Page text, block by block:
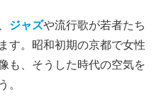
ジャズや流行歌が若者たち
す。昭和初期の京都で女性
も、そうした時代の空気を
。